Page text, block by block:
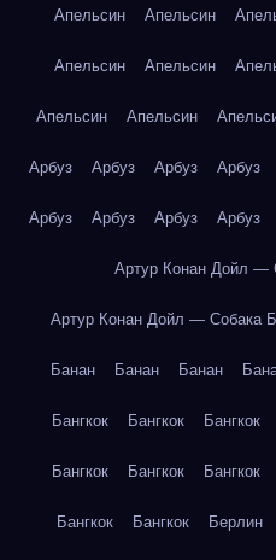
Апельсин Апельсин
Апельсин Апельсин
Апельсин Апельсин
Арбуз Арбуз Арбуз Арбуз
Арбуз Арбуз Арбуз Арбуз
Артур Конан Дойл —
Артур Конан Дойл — Собака
Банан Банан Банан
Бангкок Бангкок Бангкок
Бангкок Бангкок Бангкок
Бангкок Бангкок Берлин